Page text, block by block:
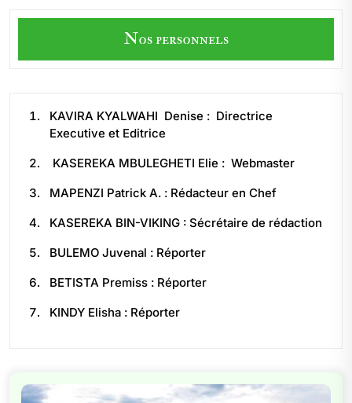
Nos personnels
KAVIRA KYALWAHI Denise : Directrice
Executive et Editrice
KASEREKA MBULEGHETI Elie : Webmaster
MAPENZI Patrick A. : Rédacteur en Chef
KASEREKA BIN-VIKING : Sécrétaire de rédaction
BULEMO Juvenal : Réporter
BETISTA Premiss : Réporter
KINDY Elisha : Réporter